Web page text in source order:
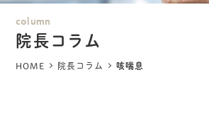
column
院長コラム
HOME 院長コラム 咳喘息